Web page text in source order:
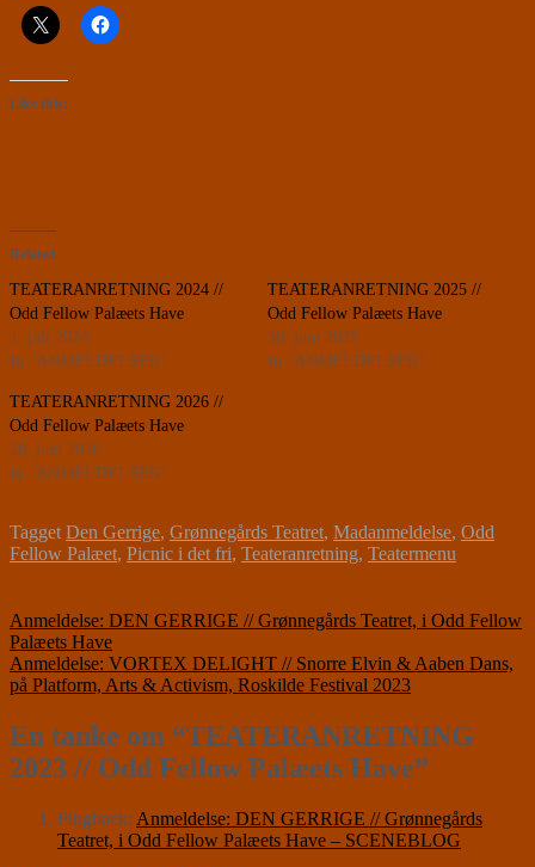
Like this:
Related
TEATERANRETNING 2024 //
Odd Fellow Palæets Have
1. juli 2024
In "ANMELDELSER"
TEATERANRETNING 2025 //
Odd Fellow Palæets Have
30. juni 2025
In "ANMELDELSER"
TEATERANRETNING 2026 //
Odd Fellow Palæets Have
28. juni 2026
In "ANMELDELSER"
TaggetDen Gerrige, Grønnegårds Teatret, Madanmeldelse, Odd
Fellow Palæet, Picnic i det fri, Teateranretning, Teatermenu
Indlægsnavigation
Anmeldelse: DEN GERRIGE // Grønnegårds Teatret, i Odd Fellow
Palæets Have
Anmeldelse: VORTEX DELIGHT // Snorre Elvin & Aaben Dans,
på Platform, Arts & Activism, Roskilde Festival 2023
En tanke om “TEATERANRETNING
2023 // Odd Fellow Palæets Have”
Pingback: Anmeldelse: DEN GERRIGE // Grønnegårds
Teatret, i Odd Fellow Palæets Have – SCENEBLOG